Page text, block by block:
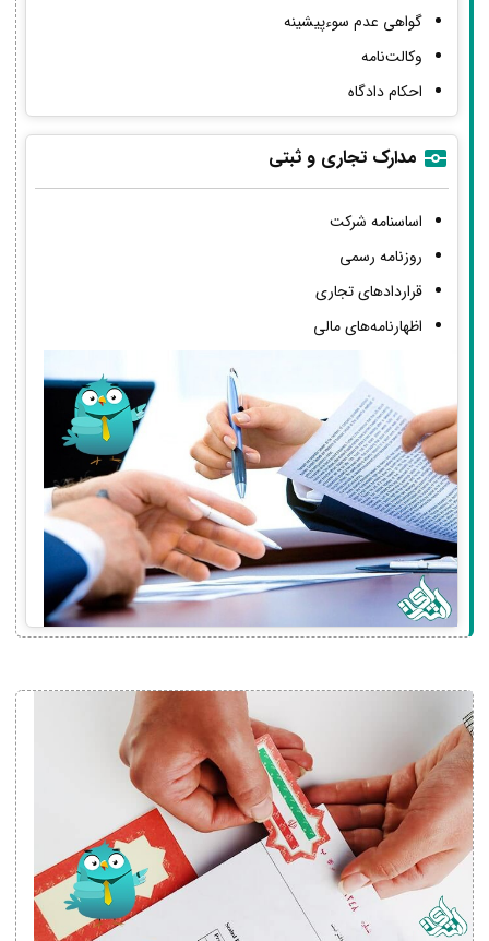
گواهی عدم سوءپیشینه
وکالت‌نامه
احکام دادگاه
مدارک تجاری و ثبتی
اساسنامه شرکت
روزنامه رسمی
قراردادهای تجاری
اظهارنامه‌های مالی